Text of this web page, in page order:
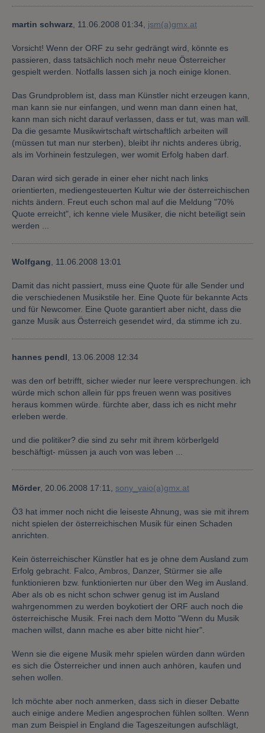
martin schwarz, 11.06.2008 01:34, jsm(a)gmx.at
Vorsicht! Wenn der ORF zu sehr gedrängt wird, könnte es
passieren, dass tatsächlich noch mehr neue Österreicher
gespielt werden. Notfalls lassen sich ja noch einige klonen.
Das Grundproblem ist, dass man Künstler nicht erzeugen kann,
man kann sie nur einfangen, und wenn man dann einen hat,
kann man sich nicht darauf verlassen, dass er tut, was man will.
Da die gesamte Musikwirtschaft wirtschaftlich arbeiten will
(müssen tut man nur sterben), bleibt ihr nichts anderes übrig,
als im Vorhinein festzulegen, wer womit Erfolg haben darf.
Daran wird sich gerade in einer eher nicht nach links
orientierten, mediengesteuerten Kultur wie der österreichischen
nichts ändern. Freut euch schon mal auf die Meldung "70%
Quote erreicht", ich kenne viele Musiker, die nicht beteiligt sein
werden ...
Wolfgang, 11.06.2008 13:01
Damit das nicht passiert, muss eine Quote für alle Sender und
die verschiedenen Musikstile her. Eine Quote für bekannte Acts
und für Newcomer. Eine Quote garantiert aber nicht, dass die
ganze Musik aus Österreich gesendet wird, da stimme ich zu.
hannes pendl, 13.06.2008 12:34
was den orf betrifft, sicher wieder nur leere versprechungen. ich
würde mich schon allein für pps freuen wenn was positives
heraus kommen würde. fürchte aber, dass ich es nicht mehr
erleben werde.
und die politiker? die sind zu sehr mit ihrem körberlgeld
beschäftigt- müssen ja auch von was leben ...
Mörder, 20.06.2008 17:11, sony_vaio(a)gmx.at
Ö3 hat immer noch nicht die leiseste Ahnung, was sie mit ihrem
nicht spielen der österreichischen Musik für einen Schaden
anrichten.
Kein österreichischer Künstler hat es je ohne dem Ausland zum
Erfolg gebracht. Falco, Ambros, Danzer, Stürmer sie alle
funktionieren bzw. funktionierten nur über den Weg im Ausland.
Aber als ob es nicht schon schwer genug ist im Ausland
wahrgenommen zu werden boykotiert der ORF auch noch die
österreichische Musik. Frei nach dem Motto "Wenn du Musik
machen willst, dann mache es aber bitte nicht hier".
Wenn sie die eigene Musik mehr spielen würden dann würden
es sich die Österreicher und innen auch anhören, kaufen und
sehen wollen.
Ich möchte aber noch anmerken, dass sich in dieser Debatte
auch einige andere Medien angesprochen fühlen sollten. Wenn
man zum Beispiel in England die Tageszeitungen aufschlägt,